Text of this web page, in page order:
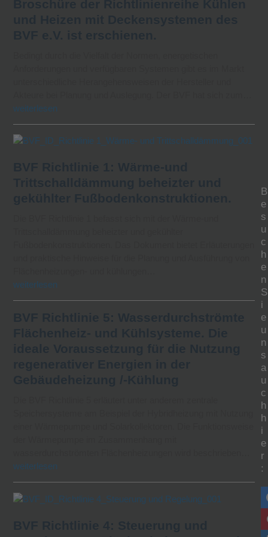
weiterlesen
weiterlesen
weiterlesen
B
e
s
u
c
h
e
n
S
i
e
u
n
s
a
u
c
h
h
i
e
r
: